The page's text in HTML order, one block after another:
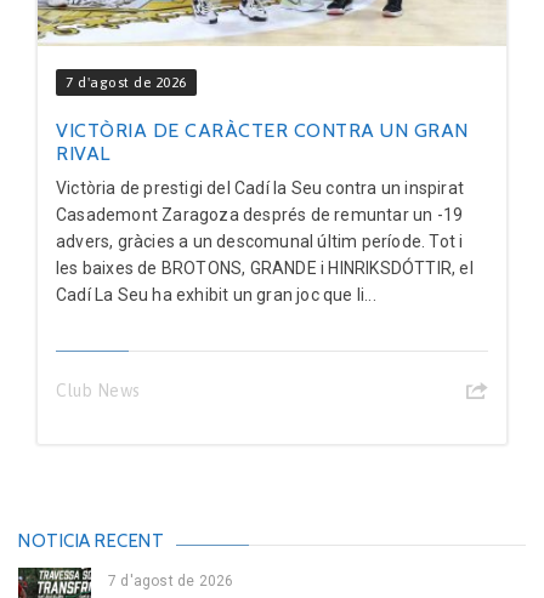
7 d'agost de 2026
VICTÒRIA DE CARÀCTER CONTRA UN GRAN
RIVAL
Victòria de prestigi del Cadí la Seu contra un inspirat
Casademont Zaragoza després de remuntar un -19
advers, gràcies a un descomunal últim període. Tot i
les baixes de BROTONS, GRANDE i HINRIKSDÓTTIR, el
Cadí La Seu ha exhibit un gran joc que li...
Club News
NOTICIA RECENT
7 d'agost de 2026